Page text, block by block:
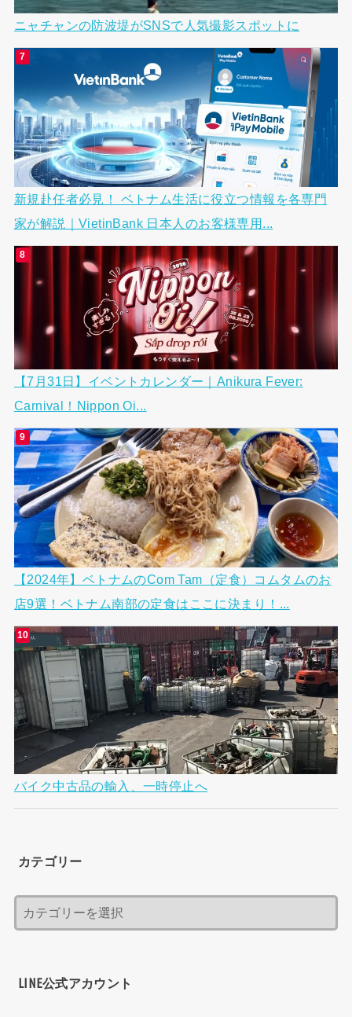
ニャチャンの防波堤がSNSで人気撮影スポットに
新規赴任者必見！ ベトナム生活に役立つ情報を各専門
家が解説｜VietinBank 日本人のお客様専用...
【7月31日】イベントカレンダー｜Anikura Fever:
Carnival！Nippon Oi...
【2024年】ベトナムのCom Tam（定食）コムタムのお
店9選！ベトナム南部の定食はここに決まり！...
バイク中古品の輸入、一時停止へ
カテゴリー
LINE公式アカウント